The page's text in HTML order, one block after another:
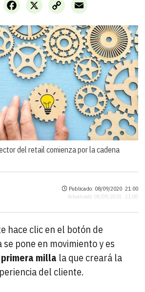
X
Facebook
Copy
Link
Email
del retail comienza por la cadena
Publicado: 08/09/2020 ·21:00
Actualizado: 08/09/2020 · 21:00
hace clic en el botón de
pone en movimiento y es
primera milla la que creará la
del cliente.